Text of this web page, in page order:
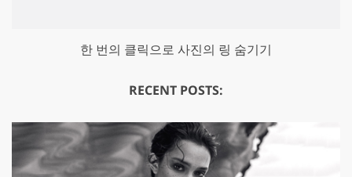
한 번의 클릭으로 사진의 링 숨기기
RECENT POSTS: